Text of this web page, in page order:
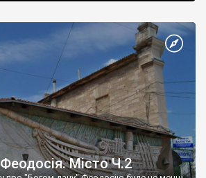
Місто Ч.2